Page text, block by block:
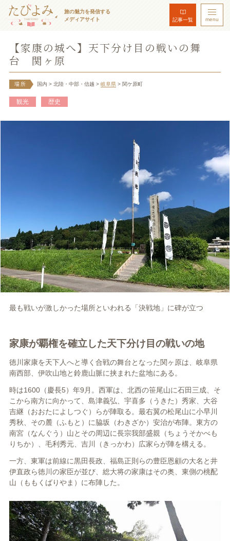
旅の魅力を発信する
メディアサイト
記事一覧 menu
【家康の城へ】天下分け目の戦いの舞
台 関ヶ原
場所 国内 > 北陸・中部・信越 > 岐阜県 > 関ケ原町
観光 歴史
最も戦いが激しかった場所といわれる「決戦地」に碑が立つ
家康が覇権を確立した天下分け目の戦いの地
徳川家康を天下人へと導く合戦の舞台となった関ヶ原は、岐阜県
南西部、伊吹山地と鈴鹿山脈に挟まれた盆地にある。
時は1600（慶長5）年9月。西軍は、北西の笹尾山に石田三成、そ
こから南方に向かって、島津義弘、宇喜多（うきた）秀家、大谷
吉継（おおたによしつぐ）らが陣取る。最右翼の松尾山に小早川
秀秋、その麓（ふもと）に脇坂（わきざか）安治が布陣。東方の
南宮（なんぐう）山とその周辺に長宗我部盛親（ちょうそかべも
りちか）、毛利秀元、吉川（きっかわ）広家らが陣を構える。
一方、東軍は前線に黒田長政、福島正則らの豊臣恩顧の大名と井
伊直政ら徳川の家臣が並び、総大将の家康はその奥、東側の桃配
山（ももくばりやま）に布陣した。